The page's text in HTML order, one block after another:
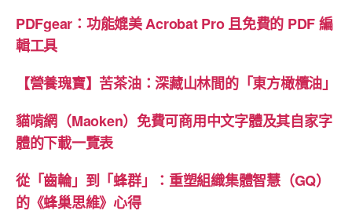
PDFgear：功能媲美 Acrobat Pro 且免費的 PDF 編
輯工具
【營養瑰寶】苦茶油：深藏山林間的「東方橄欖油」
貓啃網（Maoken）免費可商用中文字體及其自家字
體的下載一覽表
從「齒輪」到「蜂群」：重塑組織集體智慧（GQ）
的《蜂巢思維》心得